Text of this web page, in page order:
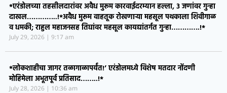
*एरंडोलच्या तहसीलदारांवर अवैध मुरूम कारवाईदरम्यान हल्ला, ३ जणांवर गुन्हा
दाखल…………..!*​अवैध मुरूम वाहतूक रोखणाऱ्या महसूल पथकाला शिवीगाळ
व धमकी; राहुल महाजनसह तिघांवर महसूल कायद्यांतर्गत गुन्हा………….!*
July 29, 2026 9:17 am
*लोकशाहीचा जागर तळागाळापर्यंत!’ एरंडोलमध्ये विशेष मतदार नोंदणी
मोहिमेला अभूतपूर्व प्रतिसाद……..!*
July 28, 2026 10:36 am